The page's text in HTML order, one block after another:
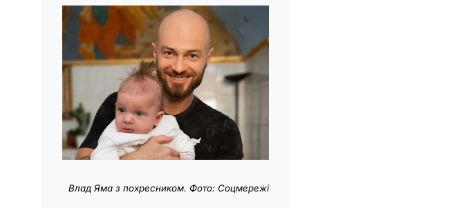
Влад Яма з похресником. Фото: Соцмережі